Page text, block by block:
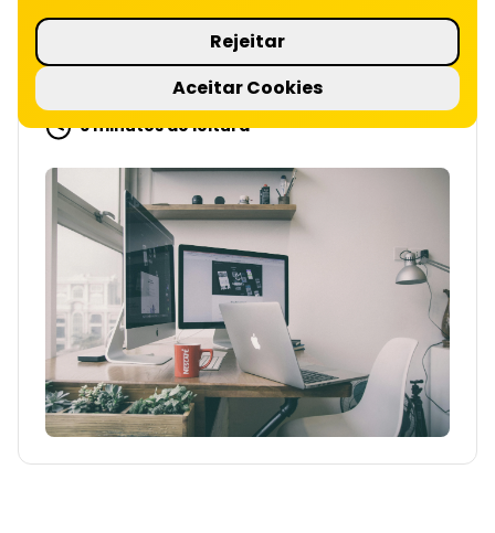
| LIHAI
IA transforma o turismo com personalização,
automação e experiências imersivas. Explore
o futuro das viagens, leia o artigo!
6 minutos de leitura
Rejeitar
Aceitar Cookies